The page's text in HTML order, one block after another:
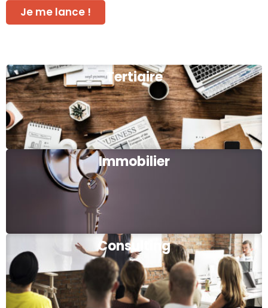
Je me lance !
Tertiaire
Immobilier
Consulting